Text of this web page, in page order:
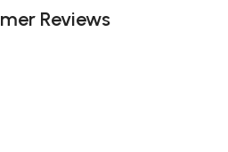
Reviews